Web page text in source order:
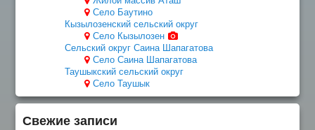
Село Баутино
Кызылозенский сельский округ
Село Кызылозен
Сельский округ Саина Шапагатова
Село Саина Шапагатова
Таушыкский сельский округ
Село Таушык
Свежие записи